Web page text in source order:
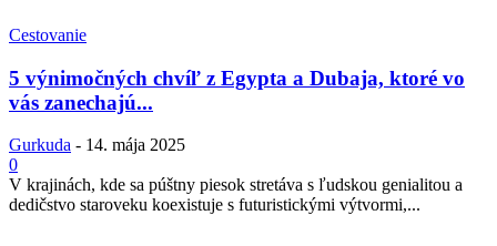
Cestovanie
5 výnimočných chvíľ z Egypta a Dubaja, ktoré vo
vás zanechajú...
Gurkuda - 14. mája 2025
0
V krajinách, kde sa púštny piesok stretáva s ľudskou genialitou a
dedičstvo staroveku koexistuje s futuristickými výtvormi,...